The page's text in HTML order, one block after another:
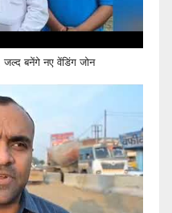
बनेंगे नए वेंडिंग जोन